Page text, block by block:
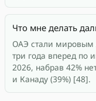
Что мне делать
ОАЭ стали мировым
три года вперед по
2026, набрав 42%
и Канаду (39%) [48].